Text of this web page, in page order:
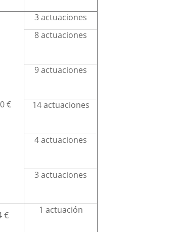
€
3 actuaciones
8 actuaciones
9 actuaciones
14 actuaciones
4 actuaciones
3 actuaciones
€ 1 actuación